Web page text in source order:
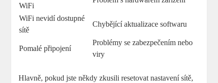
WiFi
WiFi nevidí dostupné
sítě
Chybějící aktualizace softwaru
Pomalé připojení
Problémy se zabezpečením nebo
viry
Hlavně, pokud jste někdy zkusili resetovat nastavení sítě,